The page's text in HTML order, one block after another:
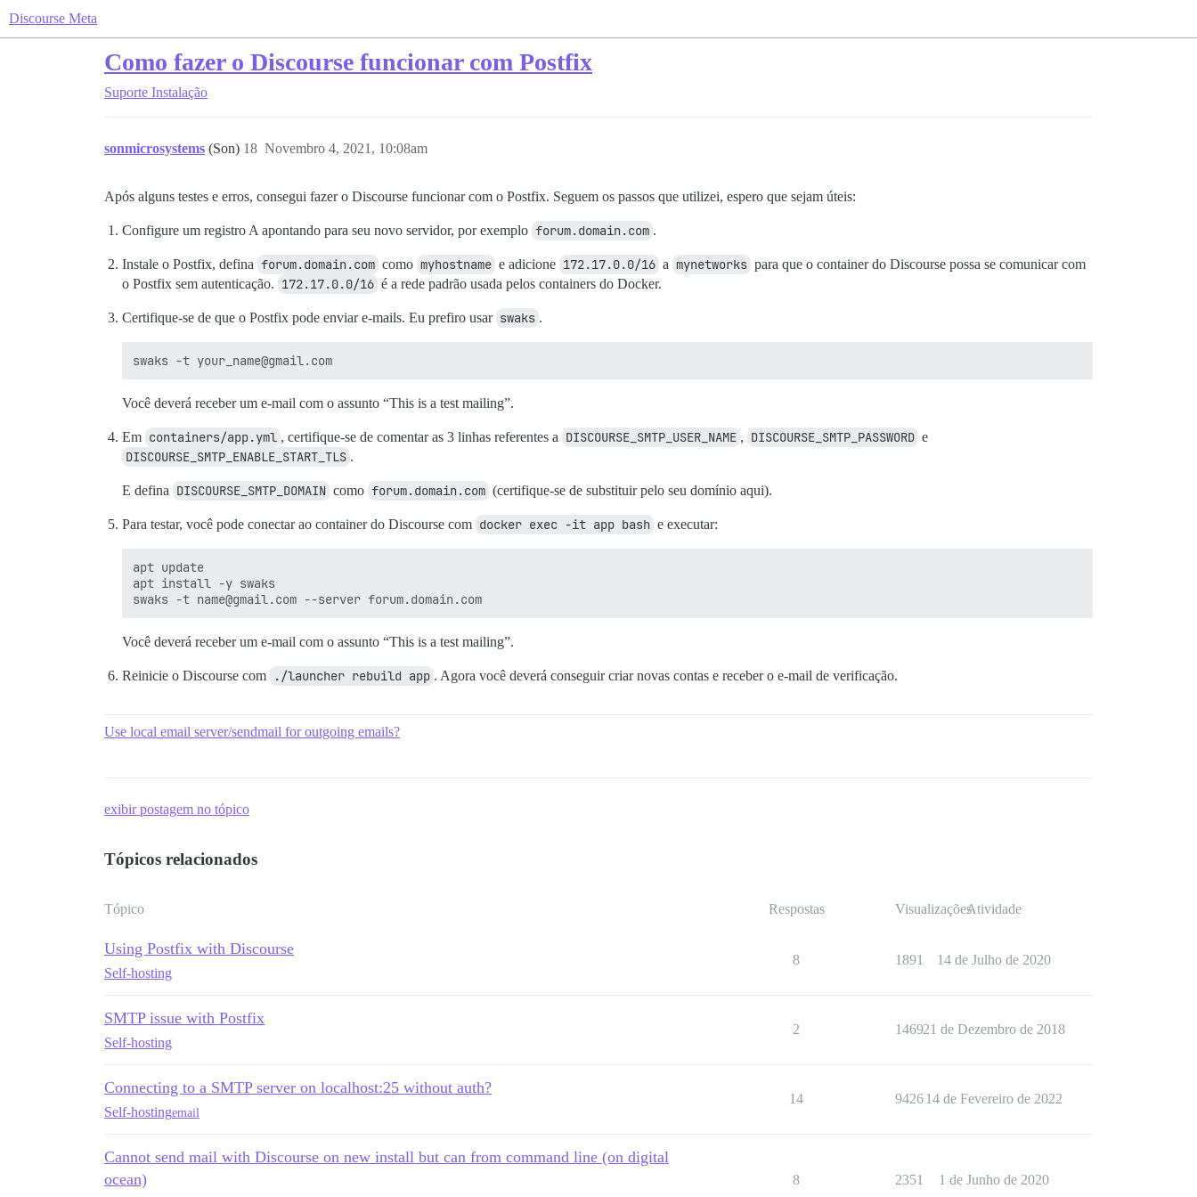
Discourse Meta
Como fazer o Discourse funcionar com Postfix
Suporte Instalação
sonmicrosystems (Son) Novembro 4, 2021, 10:08am
18
Após alguns testes e erros, consegui fazer o Discourse funcionar com o Postfix. Seguem os passos que utilizei, espero que sejam úteis:
Configure um registro A apontando para seu novo servidor, por exemplo forum.domain.com .
Instale o Postfix, defina forum.domain.com como myhostname e adicione 172.17.0.0/16 a mynetworks para que o container do Discourse possa se comunicar com
o Postfix sem autenticação. 172.17.0.0/16 é a rede padrão usada pelos containers do Docker.
Certifique-se de que o Postfix pode enviar e-mails. Eu prefiro usar swaks .
Você deverá receber um e-mail com o assunto “This is a test mailing”.
Em containers/app.yml , certifique-se de comentar as 3 linhas referentes a DISCOURSE_SMTP_USER_NAME , DISCOURSE_SMTP_PASSWORD e
DISCOURSE_SMTP_ENABLE_START_TLS .
E defina DISCOURSE_SMTP_DOMAIN como forum.domain.com (certifique-se de substituir pelo seu domínio aqui).
Para testar, você pode conectar ao container do Discourse com docker exec -it app bash e executar:
apt update
apt install -y swaks
Você deverá receber um e-mail com o assunto “This is a test mailing”.
Reinicie o Discourse com ./launcher rebuild app . Agora você deverá conseguir criar novas contas e receber o e-mail de verificação.
Use local email server/sendmail for outgoing emails?
exibir postagem no tópico
Tópicos relacionados
Tópico Respostas VisualizaçõesAtividade
Using Postfix with Discourse
Self-hosting
8 1891 14 de Julho de 2020
SMTP issue with Postfix
Self-hosting
2 146921 de Dezembro de 2018
Connecting to a SMTP server on localhost:25 without auth?
Self-hostingemail
14 942614 de Fevereiro de 2022
Cannot send mail with Discourse on new install but can from command line (on digital
ocean)
8 2351 1 de Junho de 2020